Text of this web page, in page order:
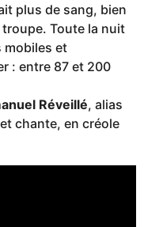
plus de sang, bien
troupe. Toute la nuit
mobiles et
: entre 87 et 200
Réveillé, alias
chante, en créole